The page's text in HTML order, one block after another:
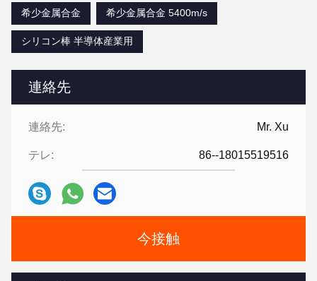
連絡先
連絡先: Mr. Xu
テレ: 86--18015519516
今接触
希少金属合金
希少金属合金 5400m/s
シリコン棒 半導体産業用